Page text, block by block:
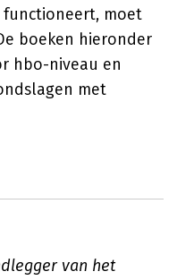
functioneert, moet
boeken hieronder
hbo-niveau en
met
van het